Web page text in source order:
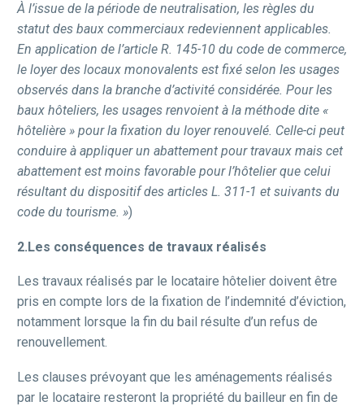
À l’issue de la période de neutralisation, les règles du
statut des baux commerciaux redeviennent applicables.
En application de l’article R. 145-10 du code de commerce,
le loyer des locaux monovalents est fixé selon les usages
observés dans la branche d’activité considérée. Pour les
baux hôteliers, les usages renvoient à la méthode dite «
hôtelière » pour la fixation du loyer renouvelé. Celle-ci peut
conduire à appliquer un abattement pour travaux mais cet
abattement est moins favorable pour l’hôtelier que celui
résultant du dispositif des articles L. 311-1 et suivants du
code du tourisme. »)
2.Les conséquences de travaux réalisés
Les travaux réalisés par le locataire hôtelier doivent être
pris en compte lors de la fixation de l’indemnité d’éviction,
notamment lorsque la fin du bail résulte d’un refus de
renouvellement.
Les clauses prévoyant que les aménagements réalisés
par le locataire resteront la propriété du bailleur en fin de